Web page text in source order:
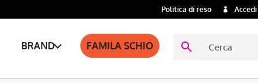
Politica di reso Accedi
BRAND FAMILA SCHIO